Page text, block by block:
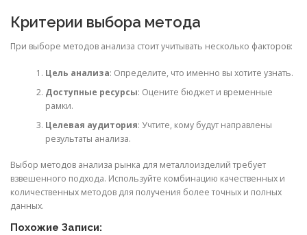
Критерии выбора метода
При выборе методов анализа стоит учитывать несколько факторов:
Цель анализа: Определите, что именно вы хотите узнать.
Доступные ресурсы: Оцените бюджет и временные
рамки.
Целевая аудитория: Учтите, кому будут направлены
результаты анализа.
Выбор методов анализа рынка для металлоизделий требует
взвешенного подхода. Используйте комбинацию качественных и
количественных методов для получения более точных и полных
данных.
Похожие Записи: